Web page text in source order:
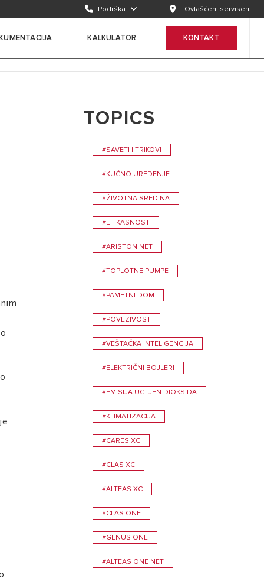
Podrška Ovlašćeni serviseri
POSETITE
Zašto izabrati Ariston bojler?
Širok asortiman bojlera Ariston je dizajniran da pruži
energije i italijanskog dizajna.
KALKULATOR KONTAKT
TOPICS
#SAVETI I TRIKOVI
#KUĆNO UREĐENJE
#ŽIVOTNA SREDINA
#EFIKASNOST
#ARISTON NET
#TOPLOTNE PUMPE
#PAMETNI DOM
#POVEZIVOST
#VEŠTAČKA INTELIGENCIJA
#ELEKTRIČNI BOJLERI
#EMISIJA UGLJEN DIOKSIDA
#KLIMATIZACIJA
#CARES XC
#CLAS XC
#ALTEAS XC
#CLAS ONE
#GENUS ONE
#ALTEAS ONE NET